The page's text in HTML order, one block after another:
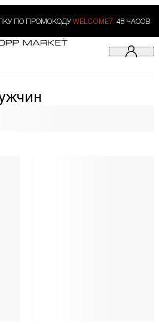
ПО ПРОМОКОДУ WELCOME7. 48 ЧАСОВ